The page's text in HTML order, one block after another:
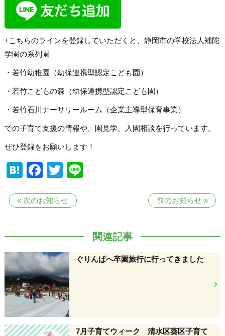
↑こちらのラインを登録していただくと、静岡市の学校法人補陀
学園の系列園
・若竹幼稚園（幼保連携型認定こども園）
・若竹こどもの森（幼保連携型認定こども園）
・若竹石川ナーサリールーム（企業主導型保育事業）
での子育て支援の情報や、園見学、入園相談を行っています。
ぜひ登録をお願いします！
Hatena
Facebook
Twitter
前のお知らせ»
« 次のお知らせ
関連記事
ぐりんぱへ卒園旅行に行ってきました
7月子育てウィーク 清水区葵区子育て